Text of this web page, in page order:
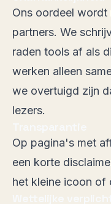
Ons oordeel
partners. We
raden tools af als
werken alleen
we overtuigd zijn
lezers.
Op pagina's met
een korte
het kleine icoon of